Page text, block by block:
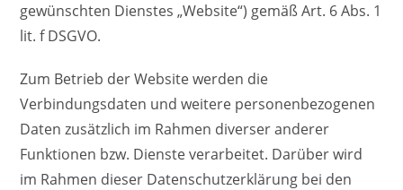
gewünschten Dienstes „Website“) gemäß Art. 6 Abs. 1
lit. f DSGVO.
Zum Betrieb der Website werden die
Verbindungsdaten und weitere personenbezogenen
Daten zusätzlich im Rahmen diverser anderer
Funktionen bzw. Dienste verarbeitet. Darüber wird
im Rahmen dieser Datenschutzerklärung bei den